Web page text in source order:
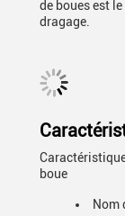
de boues est
dragage.
boue
Nom